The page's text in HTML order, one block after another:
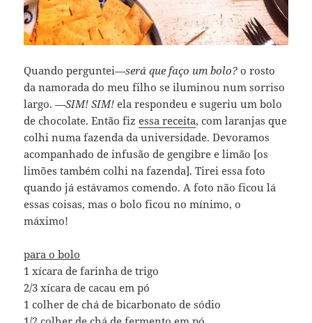
Quando perguntei—será que faço um bolo? o rosto
da namorada do meu filho se iluminou num sorriso
largo. —SIM! SIM! ela respondeu e sugeriu um bolo
de chocolate. Então fizessa receita, com laranjas que
colhi numa fazenda da universidade. Devoramos
acompanhado de infusão de gengibre e limão [os
limões também colhi na fazenda]. Tirei essa foto
quando já estávamos comendo. A foto não ficou lá
essas coisas, mas o bolo ficou no mínimo, o
máximo!
para o bolo
1 xícara de farinha de trigo
2/3 xícara de cacau em pó
1 colher de chá de bicarbonato de sódio